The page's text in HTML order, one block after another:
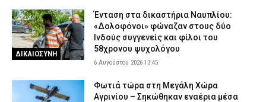
ΔΙΚΑΙΟΣΥΝΗ
Ένταση στα δικαστήρια Ναυπλίου:
«Δολοφόνοι» φώναζαν στους δύο
Ινδούς συγγενείς και φίλοι του
58χρονου ψυχολόγου
6 Αυγούστου 2026 13:45
Φωτιά τώρα στη Μεγάλη Χώρα
Αγρινίου – Σηκώθηκαν εναέρια μέσα